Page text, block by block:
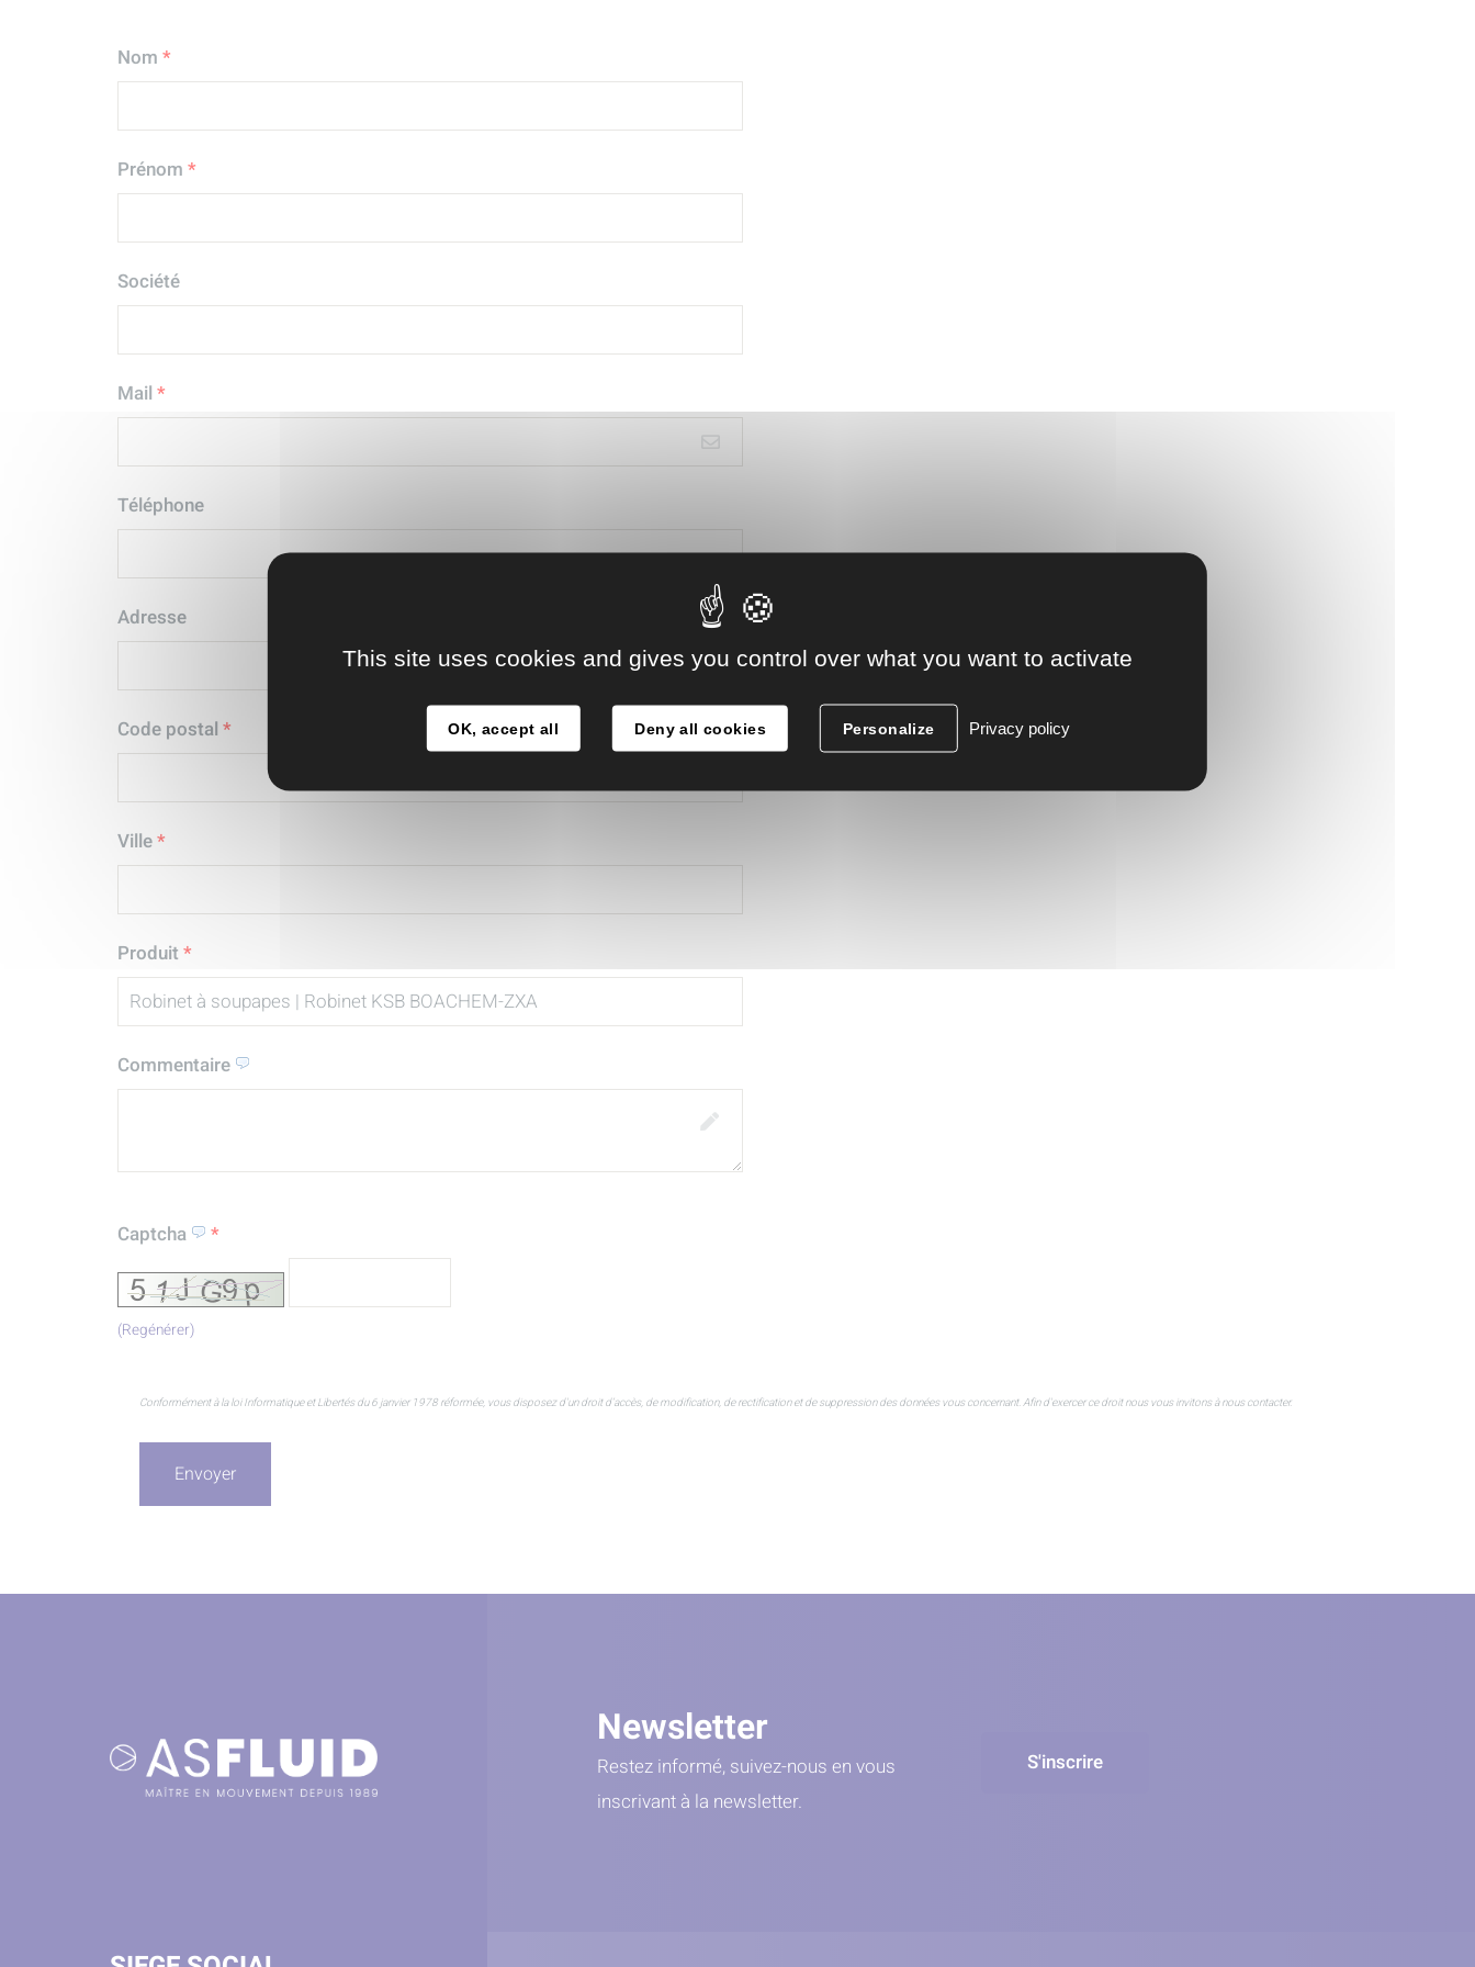
Nom *
Prénom *
Société
Mail *
Téléphone
Adresse
Code postal *
Ville*
Produit *
Commentaire
Captcha *
(Regénérer)
Conformément à la loi Informatique et Libertés du 6 janvier 1978 réformée, vous disposez d'un droit d’accès, de modification, de rectification et de suppression des données vous concernant. Afin d'exercer ce droit nous vous invitons à nous contacter.
Newsletter
Restez informé, suivez-nous en vous
inscrivant à la newsletter.
S'inscrire
This site uses cookies and gives you control over what you want to activate
OK, accept all Deny all cookies Personalize Privacy policy